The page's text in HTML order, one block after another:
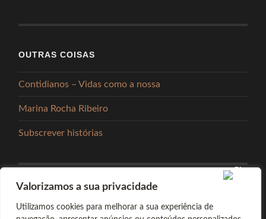
Valorizamos a sua privacidade
Utilizamos cookies para melhorar a sua experiência de
OUTRAS COISAS
Contidianos – Vidas como a nossa
Marina Rocha Ribeiro
Subscrever histórias